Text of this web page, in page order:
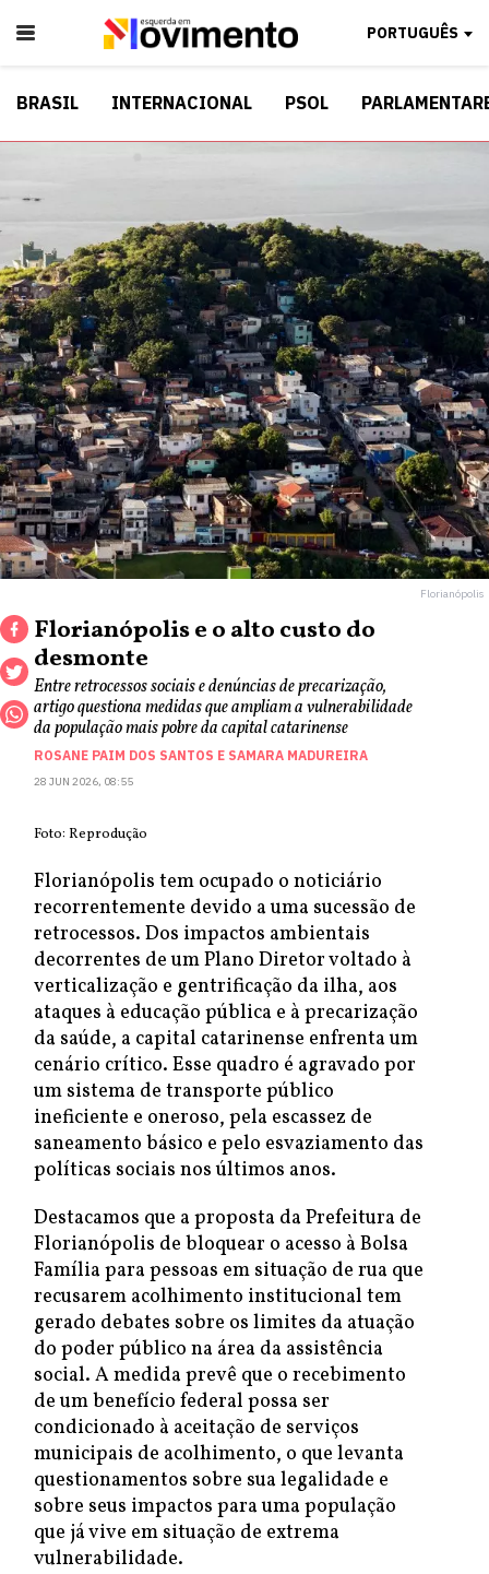
PORTUGUÊS
BRASIL INTERNACIONAL PSOL
Florianópolis
Florianópolis e o alto custo do
desmonte
Entre retrocessos sociais e denúncias de precarização,
artigo questiona medidas que ampliam a vulnerabilidade
da população mais pobre da capital catarinense
ROSANE PAIM DOS SANTOS E SAMARA MADUREIRA
28 JUN 2026, 08:55
Foto: Reprodução
Florianópolis tem ocupado o noticiário
recorrentemente devido a uma sucessão de
retrocessos. Dos impactos ambientais
decorrentes de um Plano Diretor voltado à
verticalização e gentrificação da ilha, aos
ataques à educação pública e à precarização
da saúde, a capital catarinense enfrenta um
cenário crítico. Esse quadro é agravado por
um sistema de transporte público
ineficiente e oneroso, pela escassez de
saneamento básico e pelo esvaziamento das
políticas sociais nos últimos anos.
Destacamos que a proposta da Prefeitura de
Florianópolis de bloquear o acesso à Bolsa
Família para pessoas em situação de rua que
recusarem acolhimento institucional tem
gerado debates sobre os limites da atuação
do poder público na área da assistência
social. A medida prevê que o recebimento
de um benefício federal possa ser
condicionado à aceitação de serviços
municipais de acolhimento, o que levanta
questionamentos sobre sua legalidade e
sobre seus impactos para uma população
que já vive em situação de extrema
vulnerabilidade.